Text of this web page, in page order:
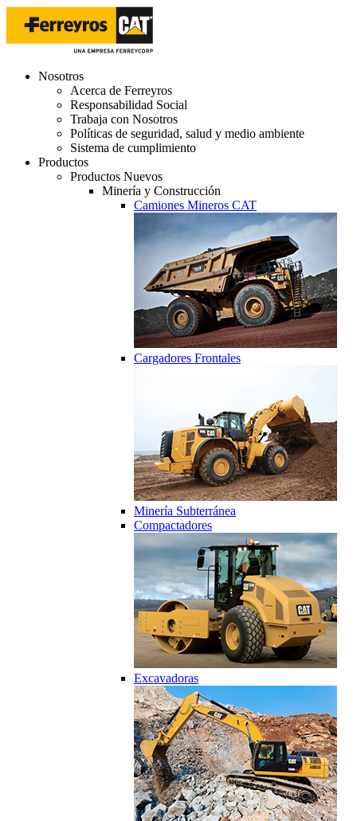
Nosotros
Acerca de Ferreyros
Responsabilidad Social
Trabaja con Nosotros
Políticas de seguridad, salud y medio ambiente
Sistema de cumplimiento
Productos
Productos Nuevos
Minería y Construcción
Camiones Mineros CAT
Cargadores Frontales
Minería Subterránea
Compactadores
Excavadoras